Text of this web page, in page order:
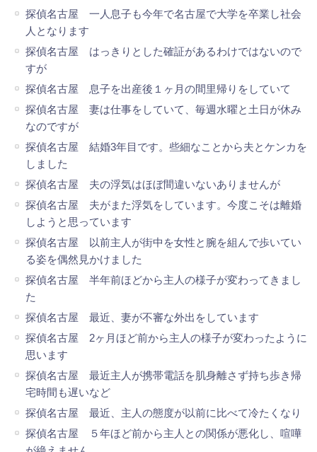
探偵名古屋 一人息子も今年で名古屋で大学を卒業し社会
人となります
探偵名古屋 はっきりとした確証があるわけではないので
すが
探偵名古屋 息子を出産後１ヶ月の間里帰りをしていて
探偵名古屋 妻は仕事をしていて、毎週水曜と土日が休み
なのですが
探偵名古屋 結婚3年目です。些細なことから夫とケンカを
しました
探偵名古屋 夫の浮気はほぼ間違いないありませんが
探偵名古屋 夫がまた浮気をしています。今度こそは離婚
しようと思っています
探偵名古屋 以前主人が街中を女性と腕を組んで歩いてい
る姿を偶然見かけました
探偵名古屋 半年前ほどから主人の様子が変わってきまし
た
探偵名古屋 最近、妻が不審な外出をしています
探偵名古屋 2ヶ月ほど前から主人の様子が変わったように
思います
探偵名古屋 最近主人が携帯電話を肌身離さず持ち歩き帰
宅時間も遅いなど
探偵名古屋 最近、主人の態度が以前に比べて冷たくなり
探偵名古屋 ５年ほど前から主人との関係が悪化し、喧嘩